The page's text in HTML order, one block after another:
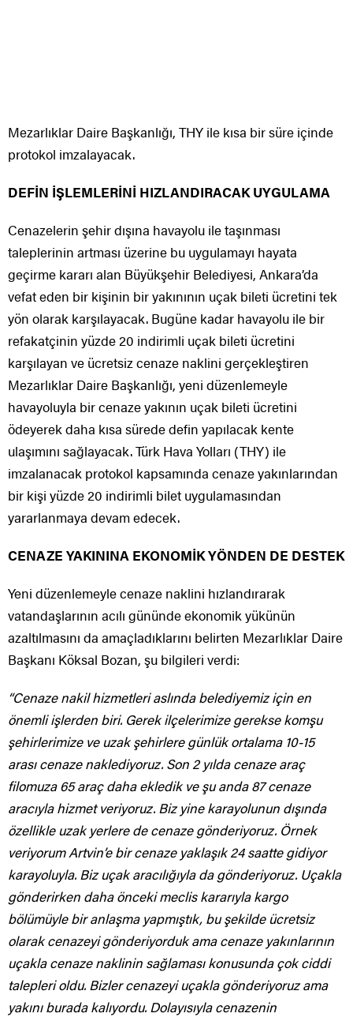
Mezarlıklar Daire Başkanlığı, THY ile kısa bir süre içinde
protokol imzalayacak.
DEFİN İŞLEMLERİNİ HIZLANDIRACAK UYGULAMA
Cenazelerin şehir dışına havayolu ile taşınması
taleplerinin artması üzerine bu uygulamayı hayata
geçirme kararı alan Büyükşehir Belediyesi, Ankara’da
vefat eden bir kişinin bir yakınının uçak bileti ücretini tek
yön olarak karşılayacak. Bugüne kadar havayolu ile bir
refakatçinin yüzde 20 indirimli uçak bileti ücretini
karşılayan ve ücretsiz cenaze naklini gerçekleştiren
Mezarlıklar Daire Başkanlığı, yeni düzenlemeyle
havayoluyla bir cenaze yakının uçak bileti ücretini
ödeyerek daha kısa sürede defin yapılacak kente
ulaşımını sağlayacak. Türk Hava Yolları (THY) ile
imzalanacak protokol kapsamında cenaze yakınlarından
bir kişi yüzde 20 indirimli bilet uygulamasından
yararlanmaya devam edecek.
CENAZE YAKININA EKONOMİK YÖNDEN DE DESTEK
Yeni düzenlemeyle cenaze naklini hızlandırarak
vatandaşlarının acılı gününde ekonomik yükünün
azaltılmasını da amaçladıklarını belirten Mezarlıklar Daire
Başkanı Köksal Bozan, şu bilgileri verdi:
“Cenaze nakil hizmetleri aslında belediyemiz için en
önemli işlerden biri. Gerek ilçelerimize gerekse komşu
şehirlerimize ve uzak şehirlere günlük ortalama 10-15
arası cenaze naklediyoruz. Son 2 yılda cenaze araç
filomuza 65 araç daha ekledik ve şu anda 87 cenaze
aracıyla hizmet veriyoruz. Biz yine karayolunun dışında
özellikle uzak yerlere de cenaze gönderiyoruz. Örnek
veriyorum Artvin’e bir cenaze yaklaşık 24 saatte gidiyor
karayoluyla. Biz uçak aracılığıyla da gönderiyoruz. Uçakla
gönderirken daha önceki meclis kararıyla kargo
bölümüyle bir anlaşma yapmıştık, bu şekilde ücretsiz
olarak cenazeyi gönderiyorduk ama cenaze yakınlarının
uçakla cenaze naklinin sağlaması konusunda çok ciddi
talepleri oldu. Bizler cenazeyi uçakla gönderiyoruz ama
yakını burada kalıyordu. Dolayısıyla cenazenin